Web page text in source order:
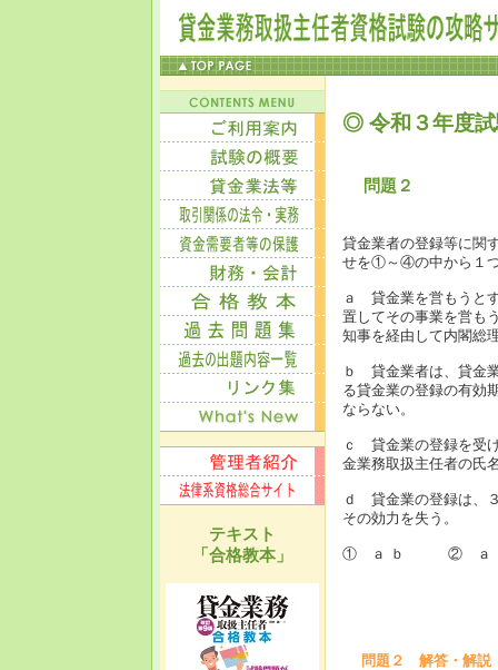
テキスト
「合格教本」
◎ 令和３年度
問題２
貸金業者の登録等に関
せを①～④の中から１
ａ 貸金業を営もうと
置してその事業を営も
知事を経由して内閣総
ｂ 貸金業者は、貸金
る貸金業の登録の有効
ならない。
ｃ 貸金業の登録を受
金業務取扱主任者の氏
ｄ 貸金業の登録は、
その効力を失う。
① ａ ｂ ② ａ
問題２ 解答・解説